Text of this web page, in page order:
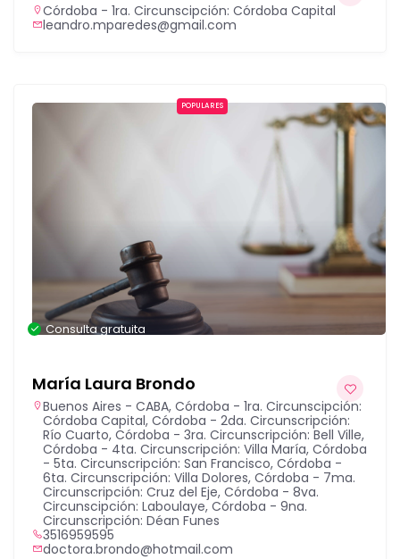
Córdoba - 1ra. Circunscipción: Córdoba Capital
leandro.mparedes@gmail.com
POPULARES
Consulta gratuita
María Laura Brondo
Buenos Aires - CABA, Córdoba - 1ra. Circunscipción:
Córdoba Capital, Córdoba - 2da. Circunscripción:
Río Cuarto, Córdoba - 3ra. Circunscripción: Bell Ville,
Córdoba - 4ta. Circunscripción: Villa María, Córdoba
- 5ta. Circunscripción: San Francisco, Córdoba -
6ta. Circunscripción: Villa Dolores, Córdoba - 7ma.
Circunscripción: Cruz del Eje, Córdoba - 8va.
Circunscipción: Laboulaye, Córdoba - 9na.
Circunscripción: Déan Funes
3516959595
doctora.brondo@hotmail.com